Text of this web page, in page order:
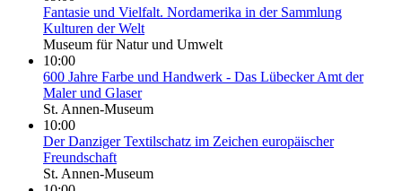
Fantasie und Vielfalt. Nordamerika in der Sammlung
Kulturen der Welt
Museum für Natur und Umwelt
10:00
600 Jahre Farbe und Handwerk - Das Lübecker Amt der
Maler und Glaser
St. Annen-Museum
10:00
Der Danziger Textilschatz im Zeichen europäischer
Freundschaft
St. Annen-Museum